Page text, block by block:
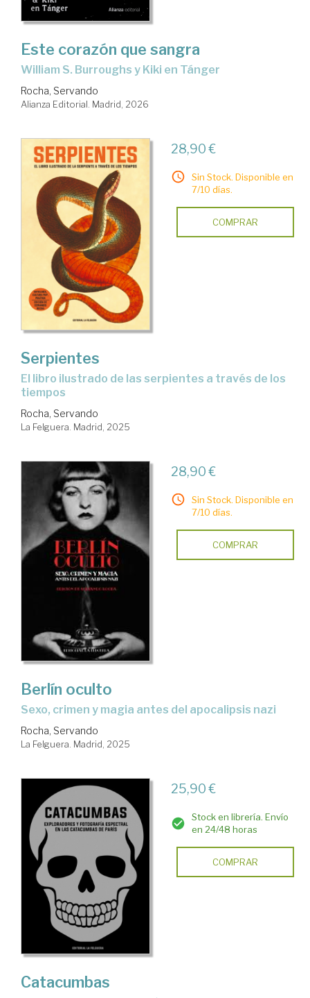
Este corazón que sangra
William S. Burroughs y Kiki en Tánger
Rocha, Servando
Alianza Editorial. Madrid, 2026
28,90 €
Sin Stock. Disponible en
7/10 días.
COMPRAR
Serpientes
El libro ilustrado de las serpientes a través de los
tiempos
Rocha, Servando
La Felguera. Madrid, 2025
28,90 €
Sin Stock. Disponible en
7/10 días.
COMPRAR
Berlín oculto
sexo, crimen y magia antes del apocalipsis nazi
Rocha, Servando
La Felguera. Madrid, 2025
25,90 €
Stock en librería. Envío
en 24/48 horas
COMPRAR
Catacumbas